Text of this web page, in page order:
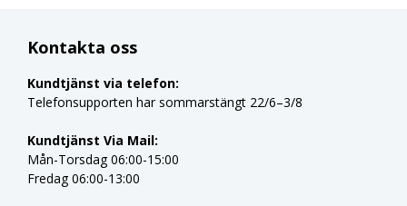
Kontakta oss
Kundtjänst via telefon:
Telefonsupporten har sommarstängt 22/6–3/8
Kundtjänst Via Mail:
Mån-Torsdag 06:00-15:00
Fredag 06:00-13:00